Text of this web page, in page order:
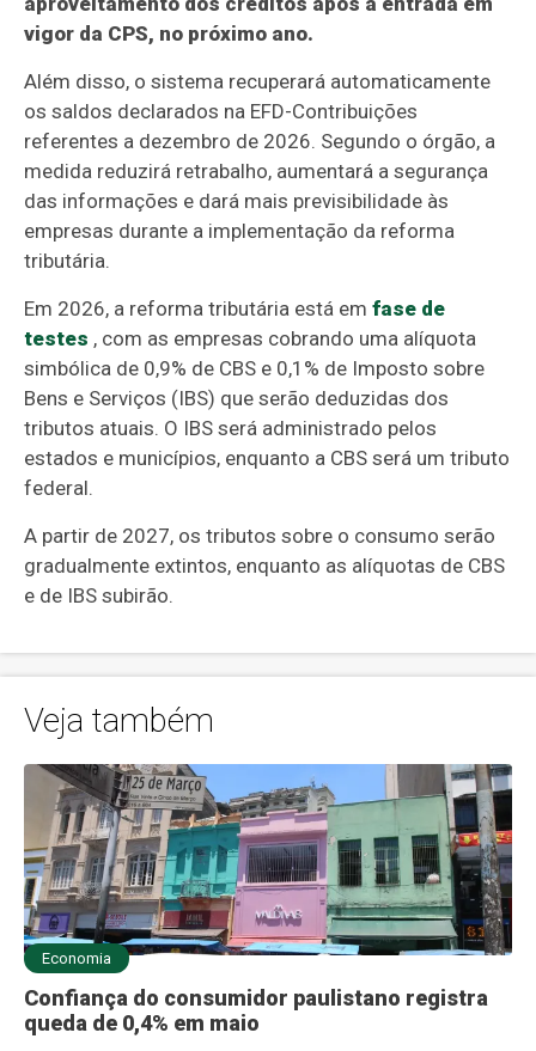
vigor da CPS, no próximo ano.
Além disso, o sistema recuperará automaticamente
os saldos declarados na EFD-Contribuições
referentes a dezembro de 2026. Segundo o órgão, a
medida reduzirá retrabalho, aumentará a segurança
das informações e dará mais previsibilidade às
empresas durante a implementação da reforma
tributária.
Em 2026, a reforma tributária está emfase de
testes , com as empresas cobrando uma alíquota
simbólica de 0,9% de CBS e 0,1% de Imposto sobre
Bens e Serviços (IBS) que serão deduzidas dos
tributos atuais. O IBS será administrado pelos
estados e municípios, enquanto a CBS será um tributo
federal.
A partir de 2027, os tributos sobre o consumo serão
gradualmente extintos, enquanto as alíquotas de CBS
e de IBS subirão.
Veja também
Economia
Confiança do consumidor paulistano registra
queda de 0,4% em maio